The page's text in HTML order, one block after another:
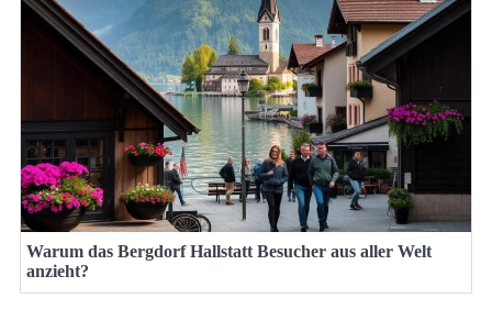
Warum das Bergdorf Hallstatt Besucher aus aller Welt
anzieht?